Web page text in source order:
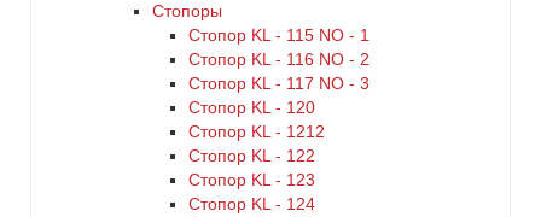
Стопоры
Стопор KL - 115 NO - 1
Стопор KL - 116 NO - 2
Стопор KL - 117 NO - 3
Стопор KL - 120
Стопор KL - 1212
Стопор KL - 122
Стопор KL - 123
Стопор KL - 124